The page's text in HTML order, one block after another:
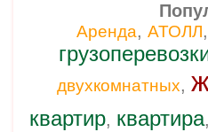
Аренда, АТОЛЛ
двухкомнатных,
квартир, квартира